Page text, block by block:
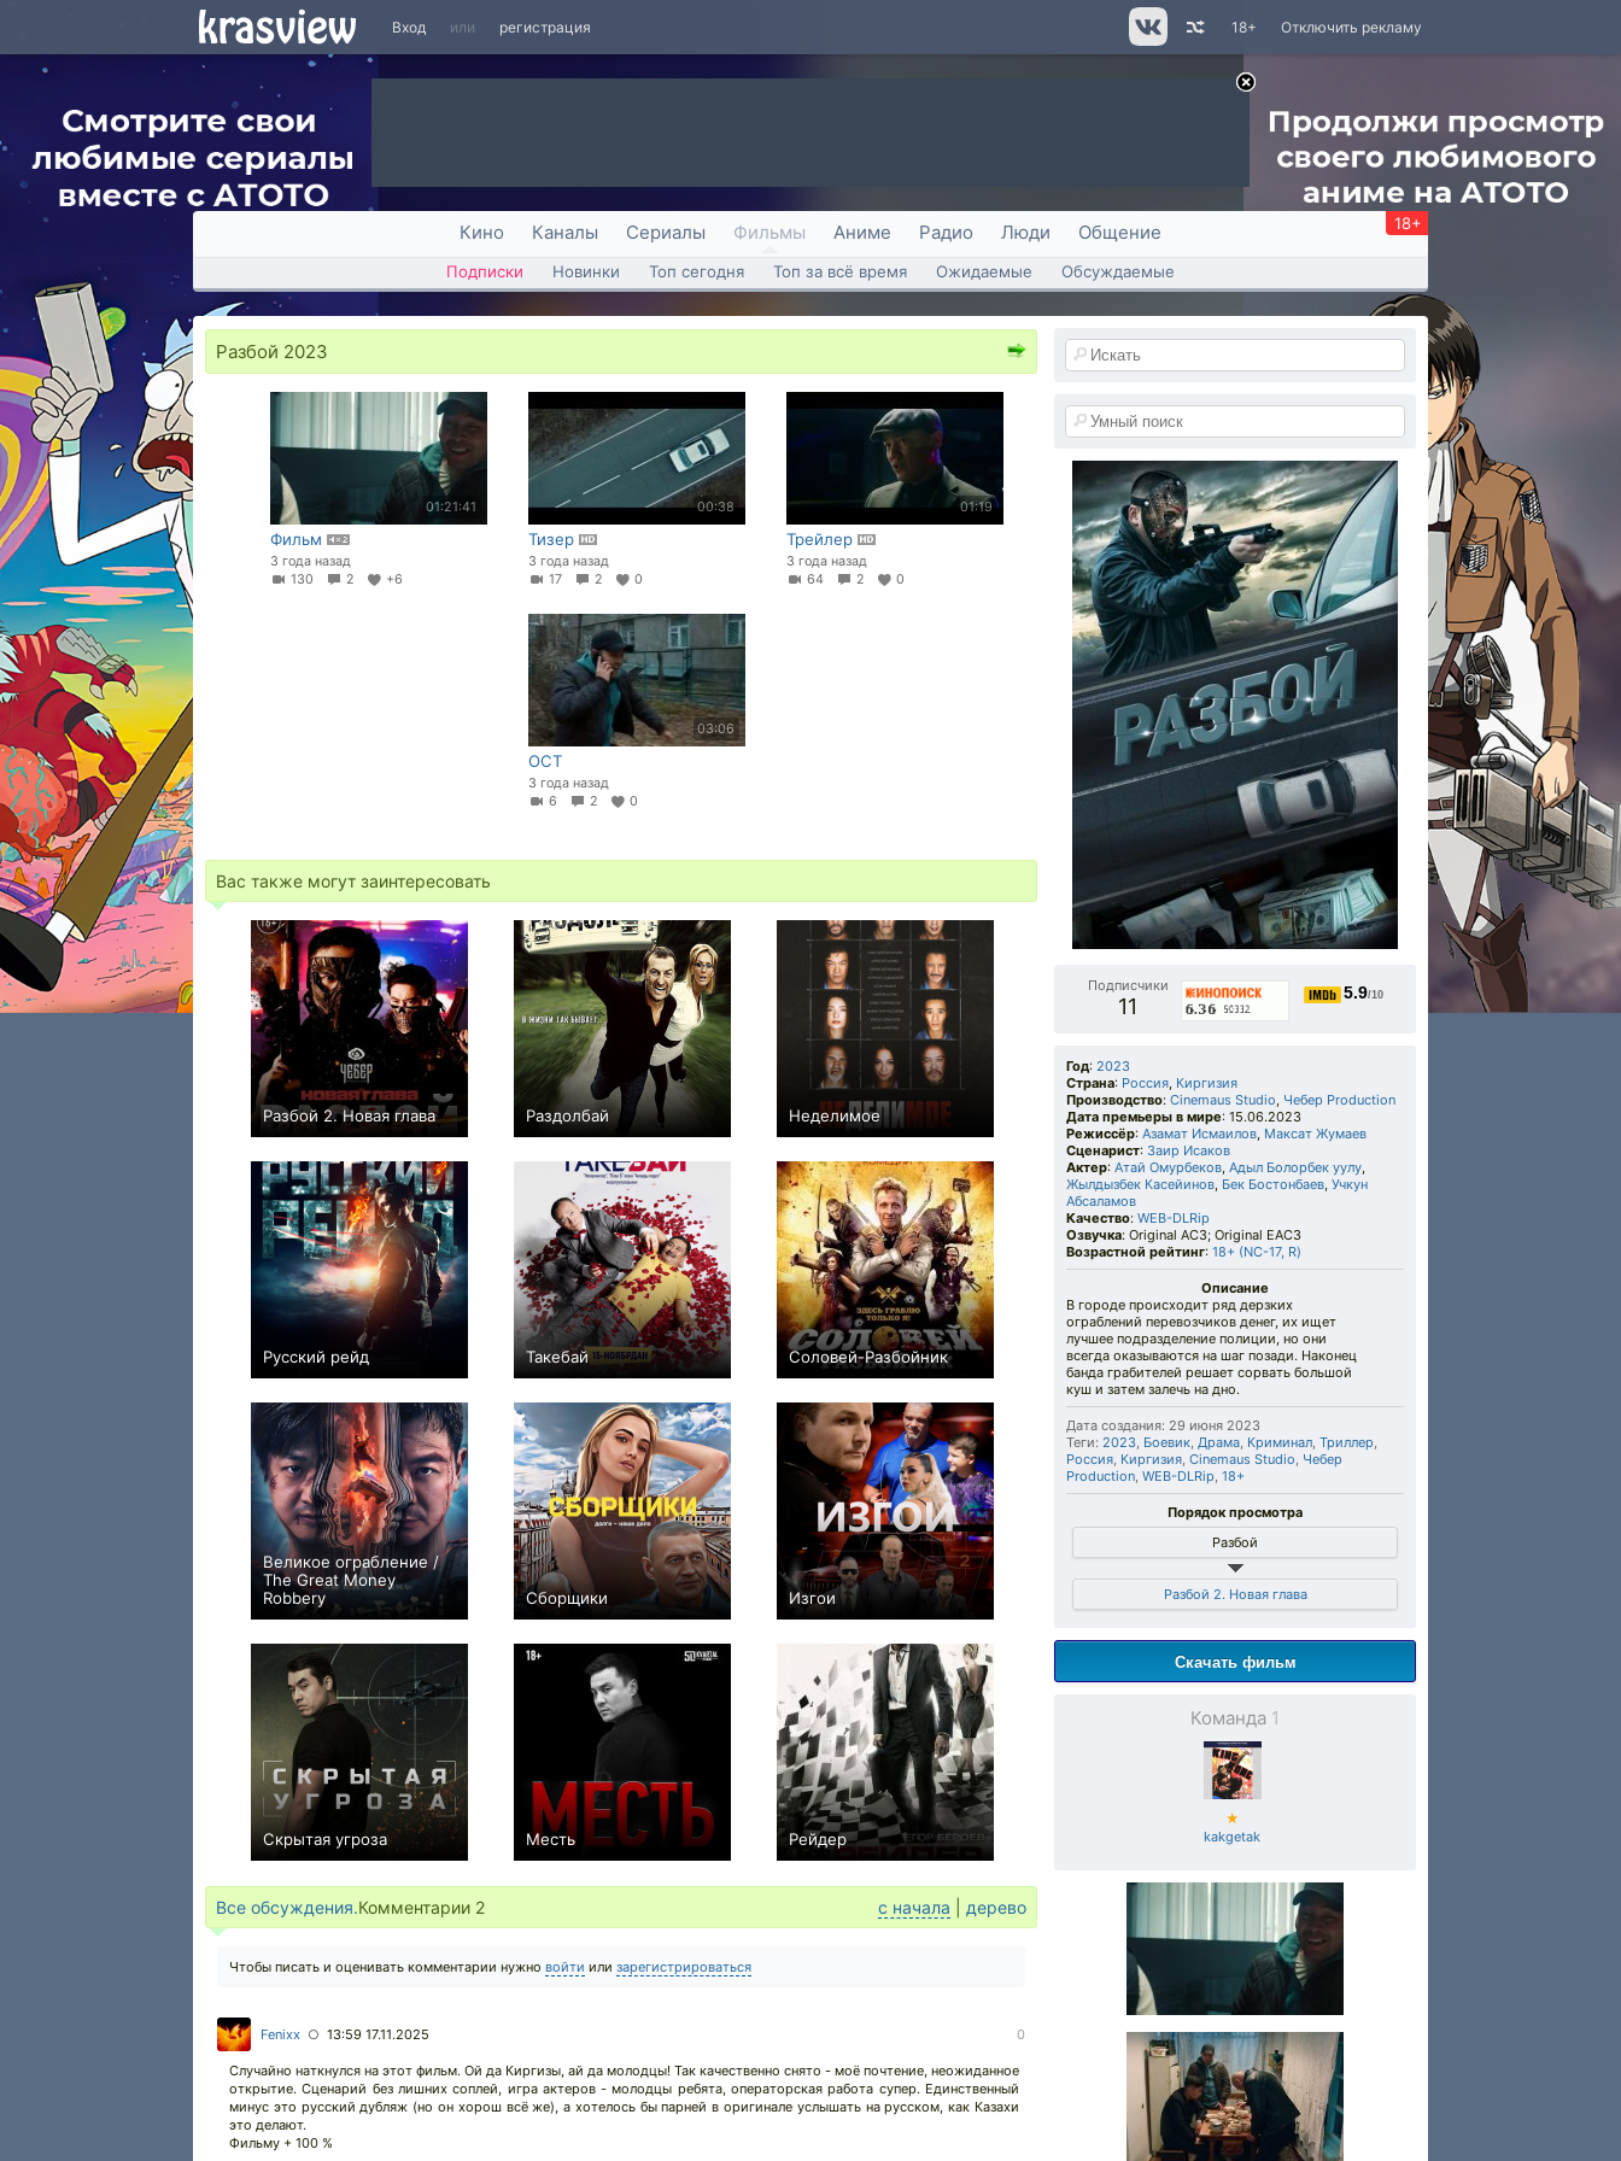
Вход или регистрация Отключить рекламу
18+
Кино Каналы Сериалы Фильмы Аниме Радио Люди Общение 18+
Подписки Новинки Топ сегодня Топ за всё время Ожидаемые Обсуждаемые
Разбой 2023
01:21:41
Фильм
3 года назад
130
2 +6
00:38
Тизер
3 года назад
17
2 0
01:19
Трейлер
3 года назад
64
2 0
03:06
ОСТ
3 года назад
6
2 0
Вас также могут заинтересовать
Разбой 2. Новая глава
+2
Раздолбай
+2
Неделимое
+1
Русский рейд
+47
Такебай
0
Соловей-Разбойник
+28
Великое ограбление /
The Great Money
Robbery
0
Сборщики
−1
Изгои
0
Скрытая угроза
+1
Месть
0
Рейдер
0
Все обсуждения.Комментарии 2 с начала дерево
Чтобы писать и оценивать комментарии нужно войти или зарегистрироваться
Fenixx ○ 13:59 17.11.2025 0
Случайно наткнулся на этот фильм. Ой да Киргизы, ай да молодцы! Так качественно снято - моё почтение, неожиданное
открытие. Сценарий без лишних соплей, игра актеров - молодцы ребята, операторская работа супер. Единственный
минус это русский дубляж (но он хорош всё же), а хотелось бы парней в оригинале услышать на русском, как Казахи
это делают.
Фильму + 100 %
Подписчики
11
5.9/10
Год: 2023
Страна: Россия, Киргизия
Производство: Cinemaus Studio, Чебер Production
Дата премьеры в мире: 15.06.2023
Режиссёр: Азамат Исмаилов, Максат Жумаев
Сценарист: Заир Исаков
Актер: Атай Омурбеков, Адыл Болорбек уулу,
Жылдызбек Касейинов, Бек Бостонбаев, Учкун
Абсаламов
Качество: WEB-DLRip
Озвучка: Original AC3; Original EAC3
Возрастной рейтинг: 18+ (NC-17, R)
Описание
В городе происходит ряд дерзких
ограблений перевозчиков денег, их ищет
лучшее подразделение полиции, но они
всегда оказываются на шаг позади. Наконец
банда грабителей решает сорвать большой
куш и затем залечь на дно.
Дата создания: 29 июня 2023
Теги: 2023, Боевик, Драма, Криминал, Триллер,
Россия, Киргизия, Cinemaus Studio, Чебер
Production, WEB-DLRip, 18+
Порядок просмотра
Разбой
Разбой 2. Новая глава
Скачать фильм
Команда 1
★
kakgetak